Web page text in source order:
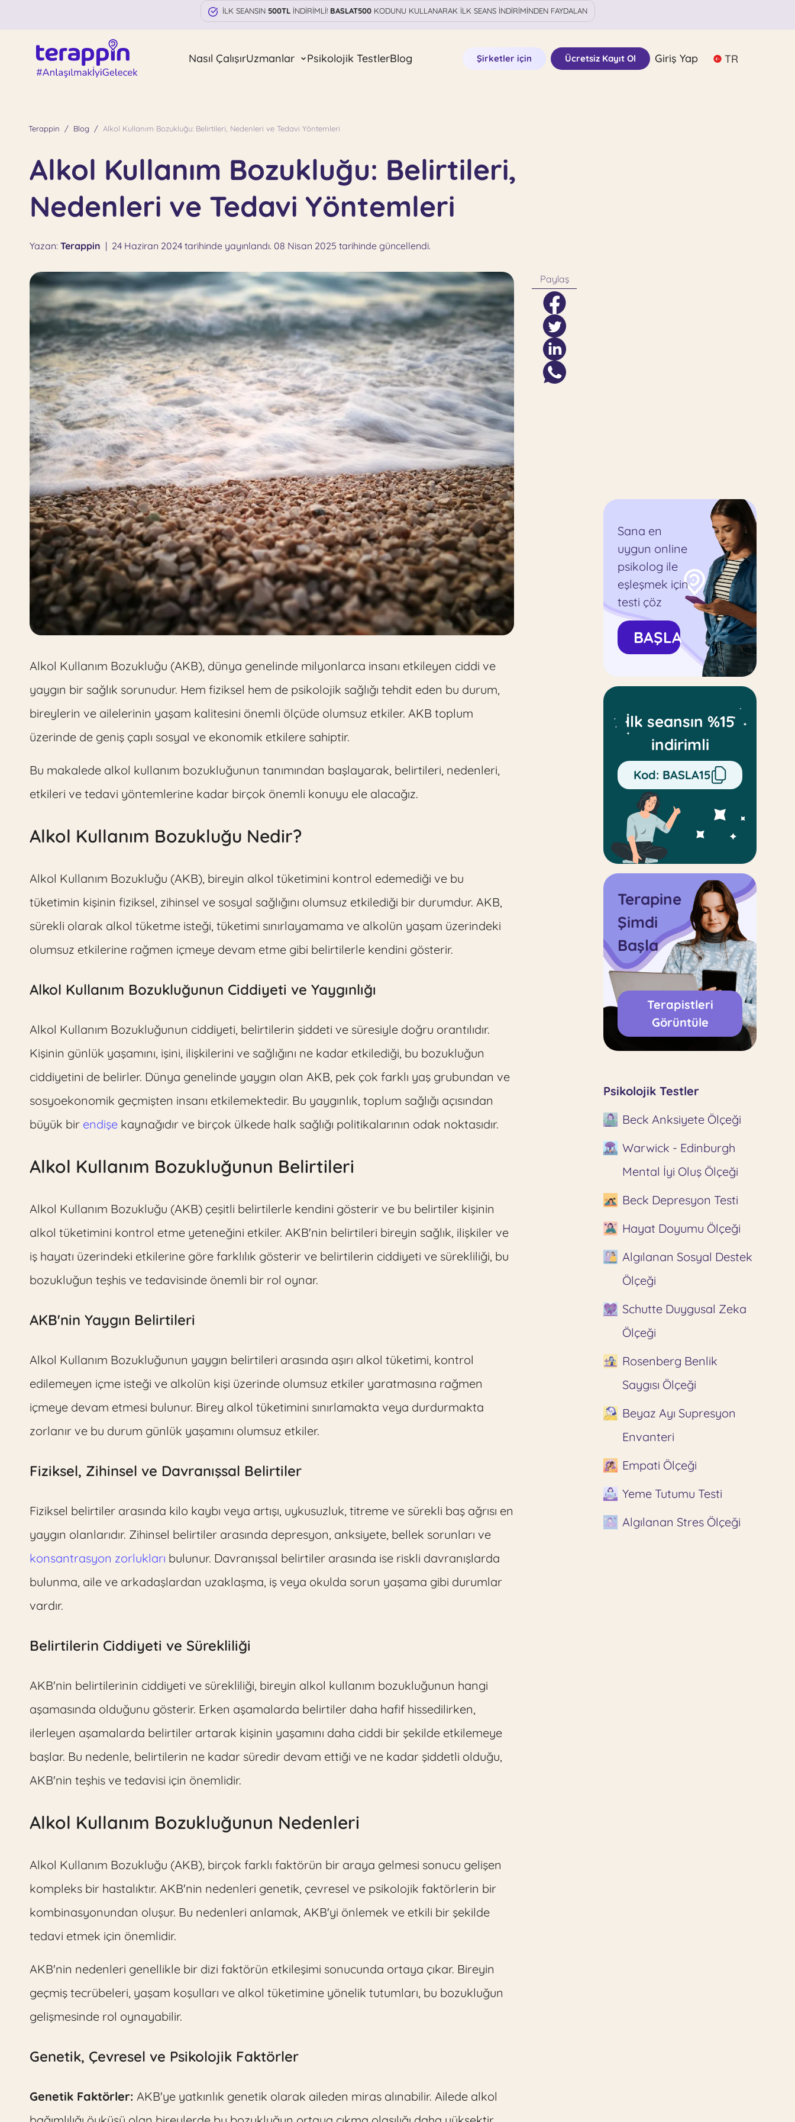
İLK SEANSIN 500TLİNDİRİMLİ! BASLAT500KODUNU KULLANARAK İLK SEANS İNDİRİMİNDEN FAYDALAN
Nasıl ÇalışırUzmanlar Psikolojik TestlerBlog Şirketler için Ücretsiz Kayıt Ol Giriş Yap TR
Terappin Blog Alkol Kullanım Bozukluğu: Belirtileri, Nedenleri ve Tedavi Yöntemleri
Alkol Kullanım Bozukluğu: Belirtileri,
Nedenleri ve Tedavi Yöntemleri
Yazan: Terappin | 24 Haziran 2024 tarihinde yayınlandı. 08 Nisan 2025 tarihinde güncellendi.
Alkol Kullanım Bozukluğu (AKB), dünya genelinde milyonlarca insanı etkileyen ciddi ve
yaygın bir sağlık sorunudur. Hem fiziksel hem de psikolojik sağlığı tehdit eden bu durum,
bireylerin ve ailelerinin yaşam kalitesini önemli ölçüde olumsuz etkiler. AKB toplum
üzerinde de geniş çaplı sosyal ve ekonomik etkilere sahiptir.
Bu makalede alkol kullanım bozukluğunun tanımından başlayarak, belirtileri, nedenleri,
etkileri ve tedavi yöntemlerine kadar birçok önemli konuyu ele alacağız.
Alkol Kullanım Bozukluğu Nedir?
Alkol Kullanım Bozukluğu (AKB), bireyin alkol tüketimini kontrol edemediği ve bu
tüketimin kişinin fiziksel, zihinsel ve sosyal sağlığını olumsuz etkilediği bir durumdur. AKB,
sürekli olarak alkol tüketme isteği, tüketimi sınırlayamama ve alkolün yaşam üzerindeki
olumsuz etkilerine rağmen içmeye devam etme gibi belirtilerle kendini gösterir.
Alkol Kullanım Bozukluğunun Ciddiyeti ve Yaygınlığı
Alkol Kullanım Bozukluğunun ciddiyeti, belirtilerin şiddeti ve süresiyle doğru orantılıdır.
Kişinin günlük yaşamını, işini, ilişkilerini ve sağlığını ne kadar etkilediği, bu bozukluğun
ciddiyetini de belirler. Dünya genelinde yaygın olan AKB, pek çok farklı yaş grubundan ve
sosyoekonomik geçmişten insanı etkilemektedir. Bu yaygınlık, toplum sağlığı açısından
büyük bir endişe kaynağıdır ve birçok ülkede halk sağlığı politikalarının odak noktasıdır.
Alkol Kullanım Bozukluğunun Belirtileri
Alkol Kullanım Bozukluğu (AKB) çeşitli belirtilerle kendini gösterir ve bu belirtiler kişinin
alkol tüketimini kontrol etme yeteneğini etkiler. AKB'nin belirtileri bireyin sağlık, ilişkiler ve
iş hayatı üzerindeki etkilerine göre farklılık gösterir ve belirtilerin ciddiyeti ve sürekliliği, bu
bozukluğun teşhis ve tedavisinde önemli bir rol oynar.
AKB'nin Yaygın Belirtileri
Alkol Kullanım Bozukluğunun yaygın belirtileri arasında aşırı alkol tüketimi, kontrol
edilemeyen içme isteği ve alkolün kişi üzerinde olumsuz etkiler yaratmasına rağmen
içmeye devam etmesi bulunur. Birey alkol tüketimini sınırlamakta veya durdurmakta
zorlanır ve bu durum günlük yaşamını olumsuz etkiler.
Fiziksel, Zihinsel ve Davranışsal Belirtiler
Fiziksel belirtiler arasında kilo kaybı veya artışı, uykusuzluk, titreme ve sürekli baş ağrısı en
yaygın olanlarıdır. Zihinsel belirtiler arasında depresyon, anksiyete, bellek sorunları ve
konsantrasyon zorlukları bulunur. Davranışsal belirtiler arasında ise riskli davranışlarda
bulunma, aile ve arkadaşlardan uzaklaşma, iş veya okulda sorun yaşama gibi durumlar
vardır.
Belirtilerin Ciddiyeti ve Sürekliliği
AKB'nin belirtilerinin ciddiyeti ve sürekliliği, bireyin alkol kullanım bozukluğunun hangi
aşamasında olduğunu gösterir. Erken aşamalarda belirtiler daha hafif hissedilirken,
ilerleyen aşamalarda belirtiler artarak kişinin yaşamını daha ciddi bir şekilde etkilemeye
başlar. Bu nedenle, belirtilerin ne kadar süredir devam ettiği ve ne kadar şiddetli olduğu,
AKB'nin teşhis ve tedavisi için önemlidir.
Alkol Kullanım Bozukluğunun Nedenleri
Alkol Kullanım Bozukluğu (AKB), birçok farklı faktörün bir araya gelmesi sonucu gelişen
kompleks bir hastalıktır. AKB'nin nedenleri genetik, çevresel ve psikolojik faktörlerin bir
kombinasyonundan oluşur. Bu nedenleri anlamak, AKB'yi önlemek ve etkili bir şekilde
tedavi etmek için önemlidir.
AKB'nin nedenleri genellikle bir dizi faktörün etkileşimi sonucunda ortaya çıkar. Bireyin
geçmiş tecrübeleri, yaşam koşulları ve alkol tüketimine yönelik tutumları, bu bozukluğun
gelişmesinde rol oynayabilir.
Genetik, Çevresel ve Psikolojik Faktörler
Genetik Faktörler: AKB'ye yatkınlık genetik olarak aileden miras alınabilir. Ailede alkol
Paylaş
Sana en
uygun online
psikolog ile
eşleşmek için
testi çöz
BAŞLA
İlk seansın %15
indirimli
Kod: BASLA15
Terapine
Şimdi
Başla
Terapistleri
Görüntüle
Psikolojik Testler
Beck Anksiyete Ölçeği
Warwick - Edinburgh
Mental İyi Oluş Ölçeği
Beck Depresyon Testi
Hayat Doyumu Ölçeği
Algılanan Sosyal Destek
Ölçeği
Schutte Duygusal Zeka
Ölçeği
Rosenberg Benlik
Saygısı Ölçeği
Beyaz Ayı Supresyon
Envanteri
Empati Ölçeği
Yeme Tutumu Testi
Algılanan Stres Ölçeği